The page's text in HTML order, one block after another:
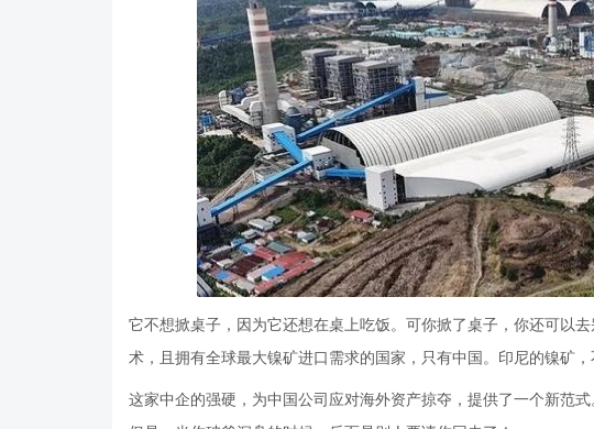
它不想掀桌子，因为它还想在桌上吃饭。可你掀了桌子，你还可以
术，且拥有全球最大镍矿进口需求的国家，只有中国。印尼的镍矿，
这家中企的强硬，为中国公司应对海外资产掠夺，提供了一个新范